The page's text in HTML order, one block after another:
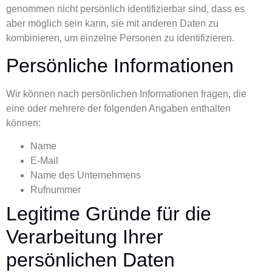
genommen nicht persönlich identifizierbar sind, dass es
aber möglich sein kann, sie mit anderen Daten zu
kombinieren, um einzelne Personen zu identifizieren.
Persönliche Informationen
Wir können nach persönlichen Informationen fragen, die
eine oder mehrere der folgenden Angaben enthalten
können:
Name
E-Mail
Name des Unternehmens
Rufnummer
Legitime Gründe für die
Verarbeitung Ihrer
persönlichen Daten